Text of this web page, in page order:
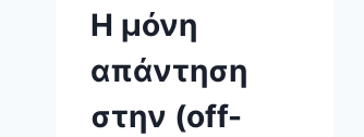
H μόνη
απάντηση
στην (off-